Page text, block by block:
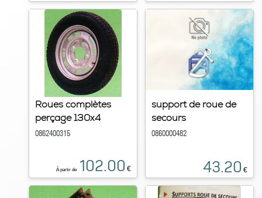
Roues complètes
perçage 130x4
0862400315
À partir de 102.00 €
support de roue de
secours
0860000482
43.20 €